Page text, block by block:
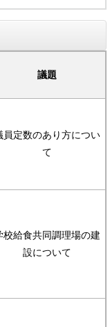
議題
員定数のあり方につい
て
校給食共同調理場の建
設について